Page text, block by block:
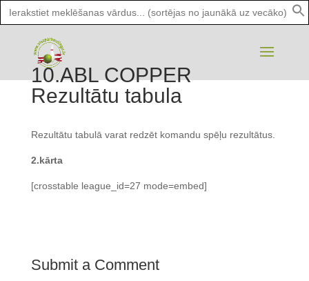
Search
for:
10.ABL COPPER
Rezultātu tabula
Rezultātu tabulā varat redzēt komandu spēļu rezultātus.
2.kārta
[crosstable league_id=27 mode=embed]
Submit a Comment